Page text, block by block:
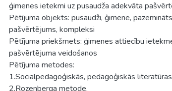
ģimenes ietekmi uz pusaudža adekvāta
Pētījuma objekts: pusaudži, ģimene,
pašvērtējums, kompleksi
Pētījuma priekšmets: ģimenes attiecību
pašvērtējuma veidošanos
Pētījuma metodes:
1.Socialpedagoģiskās, pedagoģiskās
2.Rozenberga metode,